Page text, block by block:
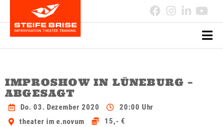
IMPROSHOW IN LÜNEBURG –
ABGESAGT
Do. 03. Dezember 2020
20:00 Uhr
theater im e.novum
15,- €